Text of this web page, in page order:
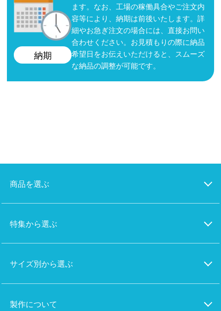
納期
ます。なお、工場の稼働具合やご注文内
容等により、納期は前後いたします。詳
細やお急ぎ注文の場合には、直接お問い
合わせください。お見積もりの際に納品
希望日をお伝えいただけると、スムーズ
な納品の調整が可能です。
商品を選ぶ
特集から選ぶ
サイズ別から選ぶ
製作について